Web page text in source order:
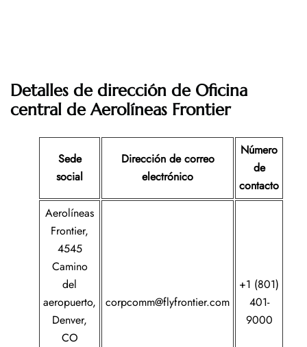
Detalles de dirección de Oficina
central de Aerolíneas Frontier
Sede
social
Dirección de correo
electrónico
Número
de
contacto
Aerolíneas
Frontier,
4545
Camino
del
aeropuerto,
Denver,
CO
corpcomm@flyfrontier.com
+1 (801)
401-
9000